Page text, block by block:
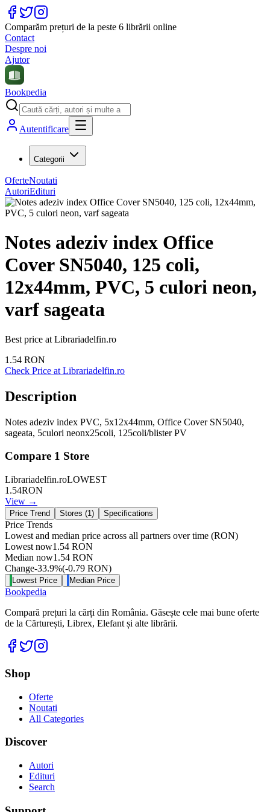
Comparăm prețuri de la peste 6 librării online
Contact
Despre noi
Ajutor
Bookpedia
Autentificare
Categorii
OferteNoutati
AutoriEdituri
Notes adeziv index Office
Cover SN5040, 125 coli,
12x44mm, PVC, 5 culori neon,
varf sageata
Best price at Librariadelfin.ro
1.54 RON
Check Price at Librariadelfin.ro
Description
Notes adeziv index PVC, 5x12x44mm, Office Cover SN5040,
sageata, 5culori neonx25coli, 125coli/blister PV
Compare 1 Store
Librariadelfin.roLOWEST
1.54RON
View →
Price Trend Stores (1) Specifications
Price Trends
Lowest and median price across all partners over time (RON)
Lowest now1.54 RON
Median now1.54 RON
Change-33.9%(-0.79 RON)
Lowest Price Median Price
Bookpedia
Compară prețuri la cărți din România. Găsește cele mai bune oferte
de la Cărturești, Librex, Elefant și alte librării.
Facebook
Twitter
Shop
Oferte
Noutati
All Categories
Discover
Autori
Edituri
Search